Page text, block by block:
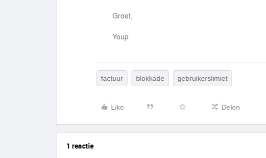
Groet,
Youp
factuur blokkade gebruikerslimiet
Like Delen
1 reactie